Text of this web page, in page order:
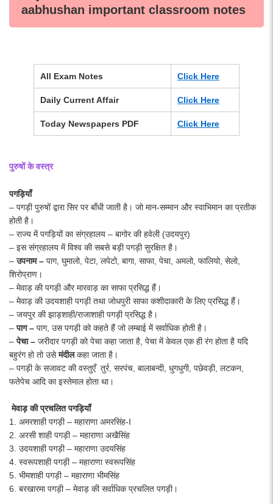
aabhushan important classroom notes
All Exam Notes Click Here
Daily Current Affair Click Here
Today Newspapers PDF Click Here
पुरुषों के वस्त्र
पगड़ियाँ
– पगड़ी पुरुषों द्वारा सिर पर बाँधी जाती है। जो मान-सम्मान और स्वाभिमान का प्रतीक
होती है।
– राज्य में पगड़ियों का संग्रहालय – बागोर की हवेली (उदयपुर)
– इस संग्रहालय में विश्व की सबसे बड़ी पगड़ी सुरक्षित है।
–उपनाम– पाग, घुमालो, पेटा, लपेटो, बागा, साफा, पेचा, अमलो, फालियो, सेलो,
शिरोप्राण।
– मेवाड़ की पगड़ी और मारवाड़ का साफा प्रसिद्ध हैं।
– मेवाड़ की उदयशाही पगड़ी तथा जोधपुरी साफा कशीदाकारी के लिए प्रसिद्ध हैं।
– जयपुर की झाड़शाही/राजाशाही पगड़ी प्रसिद्ध है।
–पाग– पाग, उस पगड़ी को कहते हैं जो लम्बाई में सर्वाधिक होती है।
–पेचा– जरीदार पगड़ी को पेचा कहा जाता है, पेचा में केवल एक ही रंग होता है यदि
बहुरंग हो तो उसेमंदीलकहा जाता है।
– पगड़ी के सजावट की वस्तुएँ तुर्र, सरपंच, बालाबन्दी, धुगधुगी, पछेवड़ी, लटकन,
फतेपेच आदि का इस्तेमाल होता था।
मेवाड़ की प्रचलित पगड़ियाँ
1. अमरशाही पगड़ी – महाराणा अमरसिंह-I
2. अरसी शाही पगड़ी – महाराणा अखैसिंह
3. उदयशाही पगड़ी – महाराणा उदयसिंह
4. स्वरूपशाही पगड़ी – महाराणा स्वरूपसिंह
5. भीमशाही पगड़ी – महाराणा भीमसिंह
6. बरखारमा पगड़ी – मेवाड़ की सर्वाधिक प्रचलित पगड़ी।